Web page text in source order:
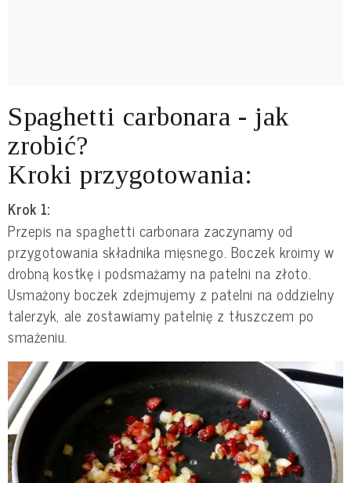
Spaghetti carbonara - jak
zrobić?
Kroki przygotowania:
Krok 1:
Przepis na spaghetti carbonara zaczynamy od
przygotowania składnika mięsnego. Boczek kroimy w
drobną kostkę i podsmażamy na patelni na złoto.
Usmażony boczek zdejmujemy z patelni na oddzielny
talerzyk, ale zostawiamy patelnię z tłuszczem po
smażeniu.